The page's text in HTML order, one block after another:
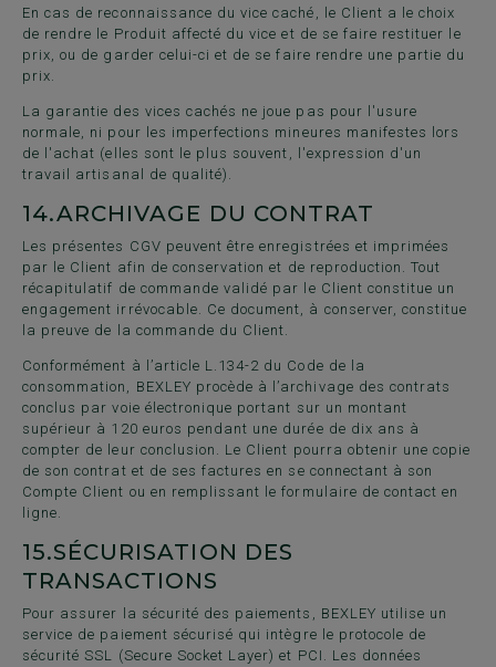
En cas de reconnaissance du vice caché, le Client a le choix
de rendre le Produit affecté du vice et de se faire restituer le
prix, ou de garder celui-ci et de se faire rendre une partie du
prix.
La garantie des vices cachés ne joue pas pour l'usure
normale, ni pour les imperfections mineures manifestes lors
de l'achat (elles sont le plus souvent, l'expression d'un
travail artisanal de qualité).
14.ARCHIVAGE DU CONTRAT
Les présentes CGV peuvent être enregistrées et imprimées
par le Client afin de conservation et de reproduction. Tout
récapitulatif de commande validé par le Client constitue un
engagement irrévocable. Ce document, à conserver, constitue
la preuve de la commande du Client.
Conformément à l’article L.134-2 du Code de la
consommation, BEXLEY procède à l’archivage des contrats
conclus par voie électronique portant sur un montant
supérieur à 120 euros pendant une durée de dix ans à
compter de leur conclusion. Le Client pourra obtenir une copie
de son contrat et de ses factures en se connectant à son
Compte Client ou en remplissant le formulaire de contact en
ligne.
15.SÉCURISATION DES
TRANSACTIONS
Pour assurer la sécurité des paiements, BEXLEY utilise un
service de paiement sécurisé qui intègre le protocole de
sécurité SSL (Secure Socket Layer) et PCI. Les données